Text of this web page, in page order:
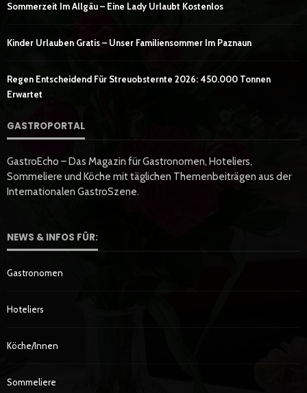
Sommerzeit Im Allgäu – Eine Lady Urlaubt Kostenlos
Kinder Urlauben Gratis – Unser Familiensommer Im Paznaun
Regen Entscheidend Für Streuobsternte 2026: 450.000 Tonnen
Erwartet
GASTROPORTAL
GastroEcho – Das Magazin für Gastronomen, Hoteliers,
Sommeliere und Köche mit täglichen Themenbeiträgen aus der
Internationalen GastroSzene.
NEWS & INFOS FÜR:
Gastronomen
Hoteliers
Köche/innen
Sommeliere